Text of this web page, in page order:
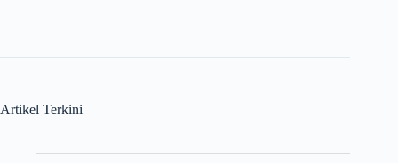
Artikel Terkini